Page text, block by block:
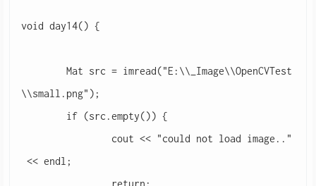
void day14() {
\\small.png");
<< endl;